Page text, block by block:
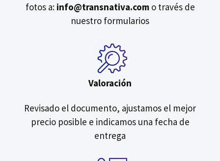
fotos a: info@transnativa.como través de
nuestro formularios
Valoración
Revisado el documento, ajustamos el mejor
precio posible e indicamos una fecha de
entrega